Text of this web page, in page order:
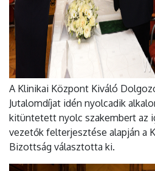
A Klinikai Központ Kiváló
Jutalomdíjat idén nyolcadik
kitüntetett nyolc szakembert az
vezetők felterjesztése alapján a
Bizottság választotta ki.